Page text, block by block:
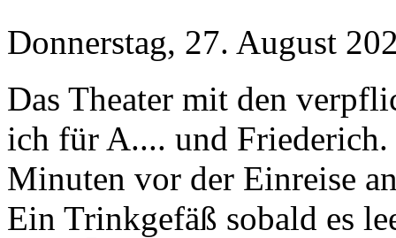
Donnerstag, 27. August
Das Theater mit den
ich für A.... und
Minuten vor der Einreise
Ein Trinkgefäß sobald es